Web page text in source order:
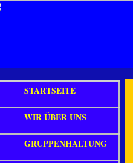
STARTSEITE
WIR ÜBER UNS
GRUPPENHALTUNG